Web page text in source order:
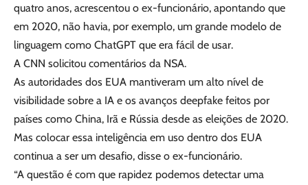
quatro anos, acrescentou o ex-funcionário, apontando que
em 2020, não havia, por exemplo, um grande modelo de
linguagem como ChatGPT que era fácil de usar.
A CNN solicitou comentários da NSA.
As autoridades dos EUA mantiveram um alto nível de
visibilidade sobre a IA e os avanços deepfake feitos por
países como China, Irã e Rússia desde as eleições de 2020.
Mas colocar essa inteligência em uso dentro dos EUA
continua a ser um desafio, disse o ex-funcionário.
“A questão é com que rapidez podemos detectar uma